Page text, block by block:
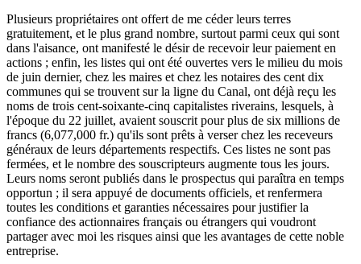
Plusieurs propriétaires ont offert de me céder leurs terres
gratuitement, et le plus grand nombre, surtout parmi ceux qui sont
dans l'aisance, ont manifesté le désir de recevoir leur paiement en
actions ; enfin, les listes qui ont été ouvertes vers le milieu du mois
de juin dernier, chez les maires et chez les notaires des cent dix
communes qui se trouvent sur la ligne du Canal, ont déjà reçu les
noms de trois cent-soixante-cinq capitalistes riverains, lesquels, à
l'époque du 22 juillet, avaient souscrit pour plus de six millions de
francs (6,077,000 fr.) qu'ils sont prêts à verser chez les receveurs
généraux de leurs départements respectifs. Ces listes ne sont pas
fermées, et le nombre des souscripteurs augmente tous les jours.
Leurs noms seront publiés dans le prospectus qui paraîtra en temps
opportun ; il sera appuyé de documents officiels, et renfermera
toutes les conditions et garanties nécessaires pour justifier la
confiance des actionnaires français ou étrangers qui voudront
partager avec moi les risques ainsi que les avantages de cette noble
entreprise.